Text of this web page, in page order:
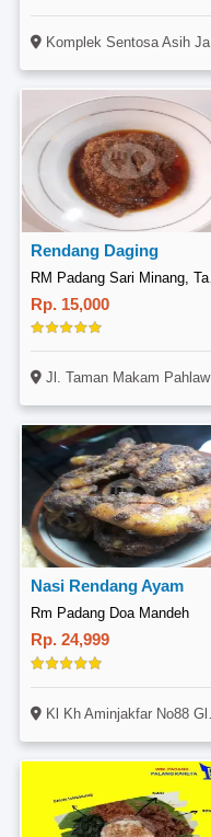
Komplek Sentosa Asih Jaya, Jl. Bumi Asih No. 19, Rancasari, Bandung
Rendang Daging
Rp. 15,000
Jl. Taman Makam Pahlawan Kalibata, (pelataran Parkir Pojok), Kalibata, Jakarta
Nasi Rendang Ayam
Rm Padang Doa Mandeh
Rp. 24,999
Kl Kh Aminjakfar No88 Gladak Anyar Pamekasan